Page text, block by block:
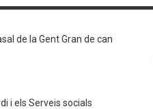
de la Gent Gran de can
i els Serveis socials